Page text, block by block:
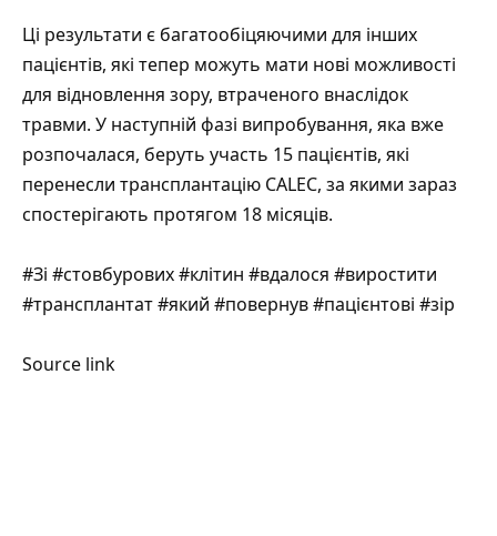
Ці результати є багатообіцяючими для інших
пацієнтів, які тепер можуть мати нові можливості
для відновлення зору, втраченого внаслідок
травми. У наступній фазі випробування, яка вже
розпочалася, беруть участь 15 пацієнтів, які
перенесли трансплантацію CALEC, за якими зараз
спостерігають протягом 18 місяців.
#Зі #стовбурових #клітин #вдалося #виростити
#трансплантат #який #повернув #пацієнтові #зір
Source link